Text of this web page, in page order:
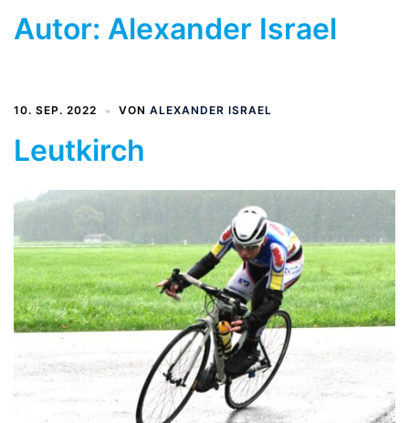
Autor: Alexander Israel
10. SEP. 2022 VON ALEXANDER ISRAEL
Leutkirch